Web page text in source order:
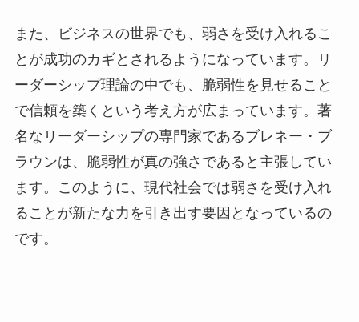
また、ビジネスの世界でも、弱さを受け入れるこ
とが成功のカギとされるようになっています。リ
ーダーシップ理論の中でも、脆弱性を見せること
で信頼を築くという考え方が広まっています。著
名なリーダーシップの専門家であるブレネー・ブ
ラウンは、脆弱性が真の強さであると主張してい
ます。このように、現代社会では弱さを受け入れ
ることが新たな力を引き出す要因となっているの
です。